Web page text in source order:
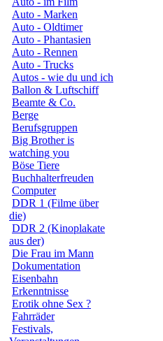
Auto - Marken
Auto - Oldtimer
Auto - Phantasien
Auto - Rennen
Auto - Trucks
Autos - wie du und ich
Ballon & Luftschiff
Beamte & Co.
Berge
Berufsgruppen
Big Brother is
watching you
Böse Tiere
Buchhalterfreuden
Computer
DDR 1 (Filme über
die)
DDR 2 (Kinoplakate
aus der)
Die Frau im Mann
Dokumentation
Eisenbahn
Erkenntnisse
Erotik ohne Sex ?
Fahrräder
Festivals,